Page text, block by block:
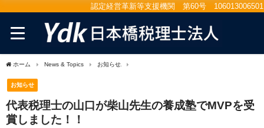
認定経営革新等支援機関 第60号 106013006501
ホーム News & Topics お知らせ
お知らせ
代表税理士の山口が柴山先生の養成塾でMVPを受
賞しました！！